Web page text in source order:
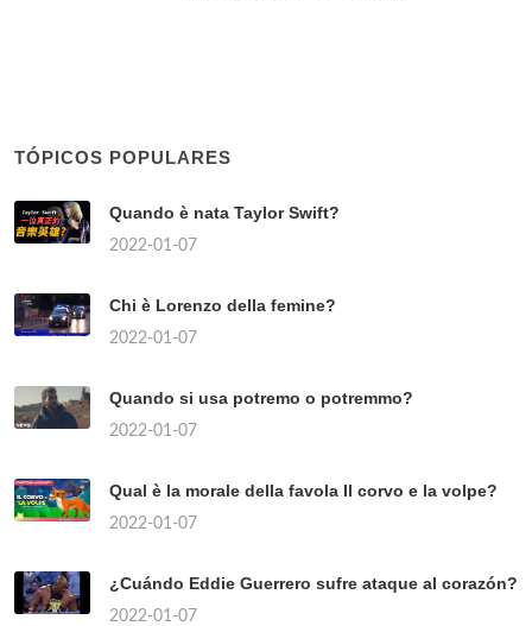
TÓPICOS POPULARES
Quando è nata Taylor Swift?
2022-01-07
Chi è Lorenzo della femine?
2022-01-07
Quando si usa potremo o potremmo?
2022-01-07
Qual è la morale della favola Il corvo e la volpe?
2022-01-07
¿Cuándo Eddie Guerrero sufre ataque al corazón?
2022-01-07